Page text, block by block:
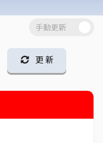
更 新